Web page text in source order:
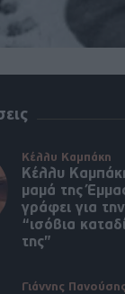
Κέλλυ Καμπάκη
Κέλλυ
μαμά της
γράφει για την
“ισόβια
της”
Γιάννης Πανούσης